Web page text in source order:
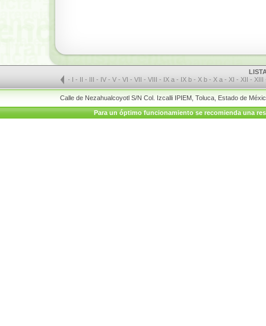
- I- II- III- IV-V-VI-VII-VIII- IX a - IX b - X b - X a - XI- XII- XIII
Calle de Nezahualcoyotl S/N Col. Izcalli IPIEM, Toluca, Estado de
Para un óptimo funcionamiento se recomienda una